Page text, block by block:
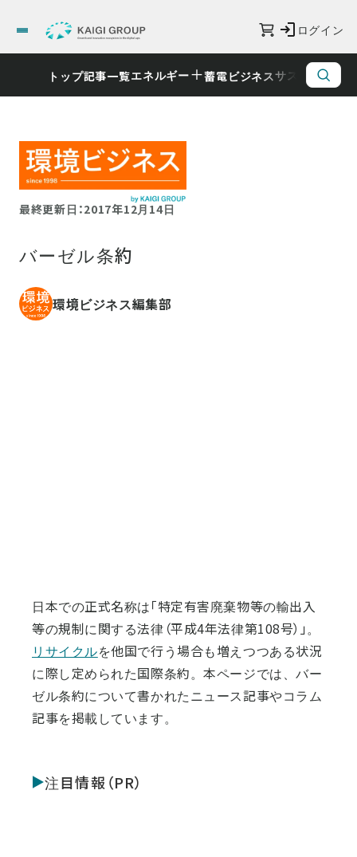
ログイン
トップ記事一覧エネルギー 蓄電ビジネスサステナビリ
最終更新日：2017年12月14日
バーゼル条約
環境ビジネス編集部
日本での正式名称は「特定有害廃棄物等の輸出入
等の規制に関する法律（平成4年法律第108号）」。
リサイクルを他国で行う場合も増えつつある状況
に際し定められた国際条約。本ページでは、バー
ゼル条約について書かれたニュース記事やコラム
記事を掲載しています。
注目情報（PR）